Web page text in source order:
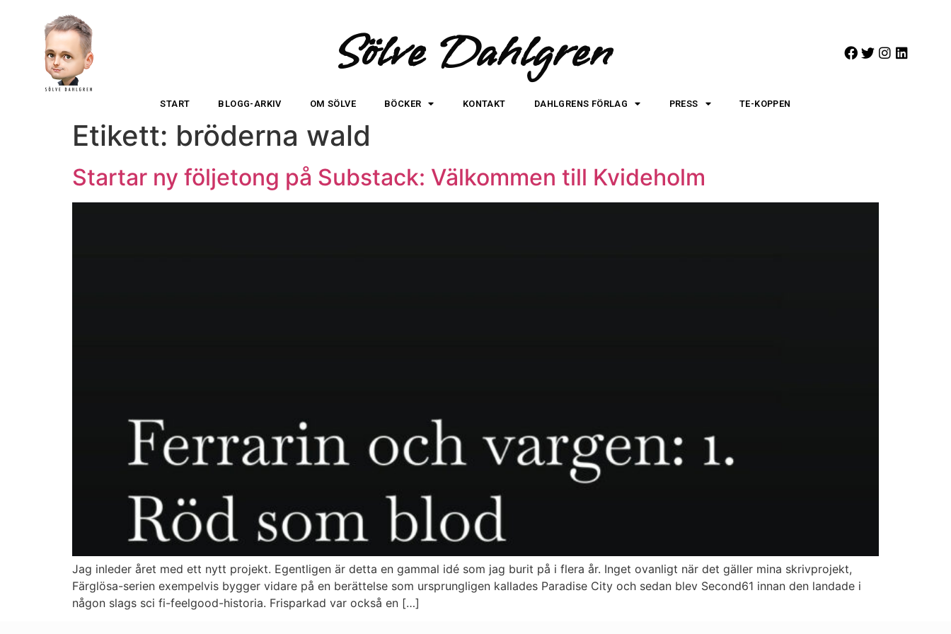
Sölve Dahlgren
START BLOGG-ARKIV OM SÖLVE BÖCKER KONTAKT DAHLGRENS FÖRLAG PRESS TE-KOPPEN
Etikett: bröderna wald
Startar ny följetong på Substack: Välkommen till Kvideholm
Jag inleder året med ett nytt projekt. Egentligen är detta en gammal idé som jag burit på i flera år. Inget ovanligt när det gäller mina skrivprojekt,
Färglösa-serien exempelvis bygger vidare på en berättelse som ursprungligen kallades Paradise City och sedan blev Second61 innan den landade i
någon slags sci fi-feelgood-historia. Frisparkad var också en […]